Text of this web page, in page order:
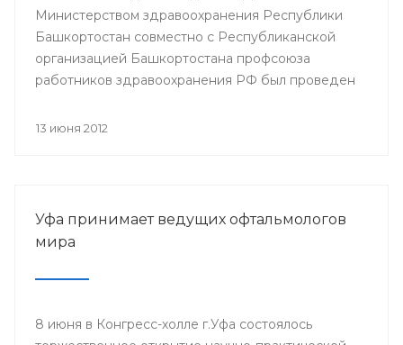
Министерством здравоохранения Республики
Башкортостан совместно с Республиканской
организацией Башкортостана профсоюза
работников здравоохранения РФ был проведен
отрасли здравоохранения, посвященный Дню
систематическим занятиям физической культурой
и спортом, укрепления здоровья работников
сферы здравоохранения.
13 июня 2012
Уфа принимает ведущих офтальмологов
мира
8 июня в Конгресс-холле г.Уфа состоялось